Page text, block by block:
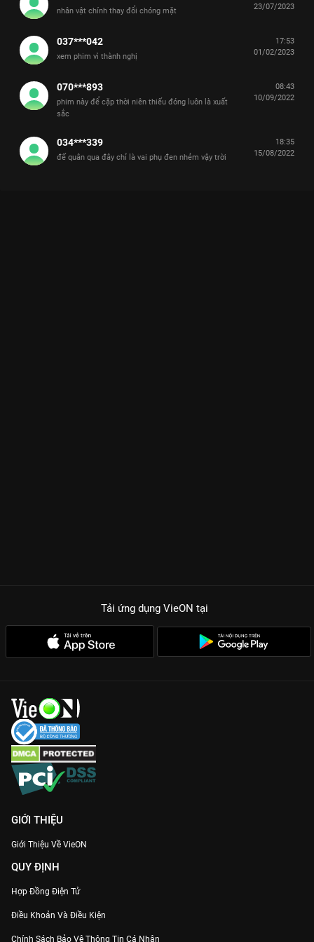
nhân vật chính thay đổi chóng mặt
23/07/2023
037***042
xem phim vì thành nghị
17:53
01/02/2023
070***893
phim này để cặp thời niên thiếu đóng luôn là xuất
sắc
08:43
10/09/2022
034***339
đế quân qua đây chỉ là vai phụ đen nhẻm vậy trời
18:35
15/08/2022
Tải ứng dụng VieON tại
GIỚI THIỆU
Giới Thiệu Về VieON
QUY ĐỊNH
Hợp Đồng Điện Tử
Điều Khoản Và Điều Kiện
Chính Sách Bảo Vệ Thông Tin Cá Nhân